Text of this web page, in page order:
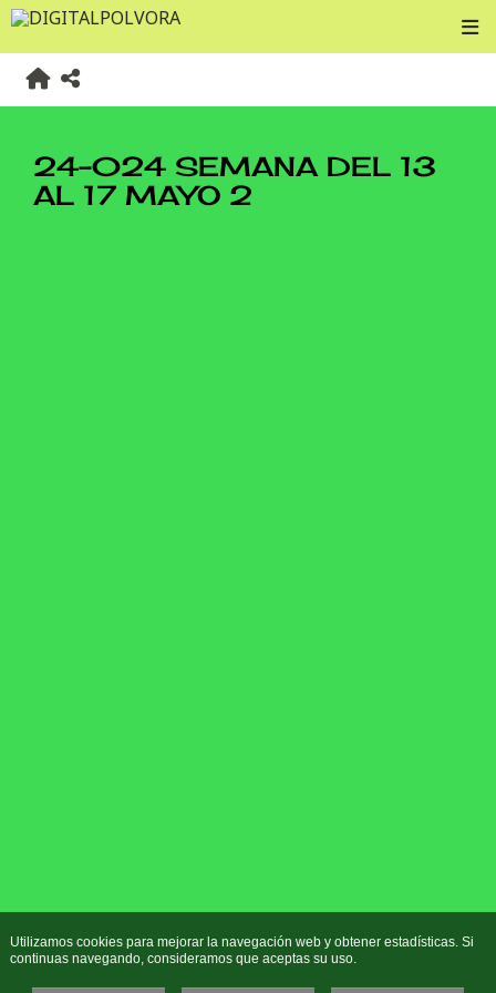
24-024 SEMANA DEL 13
AL 17 MAYO 2
Utilizamos cookies para mejorar la navegación web y obtener estadísticas. Si
continuas navegando, consideramos que aceptas su uso.